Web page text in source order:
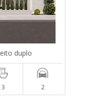
duplo
3 2